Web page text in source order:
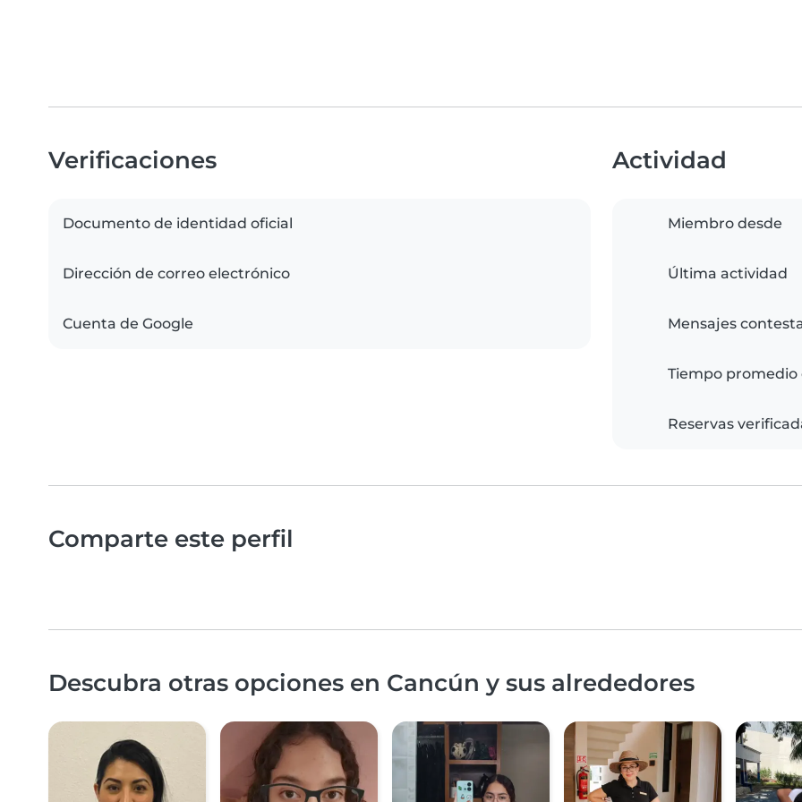
Verificaciones
Documento de identidad oficial
Dirección de correo electrónico
Cuenta de Google
Actividad
Miembro desde
Última actividad
Mensajes
Tiempo promedio
Reservas
Comparte este perfil
Descubra otras opciones en Cancún y sus alrededores